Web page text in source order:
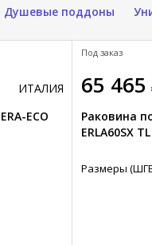
Душевые поддоны
ИТАЛИЯ
ECO
65 465
Раковина
ERLA60SX TL
Размеры
Под заказ